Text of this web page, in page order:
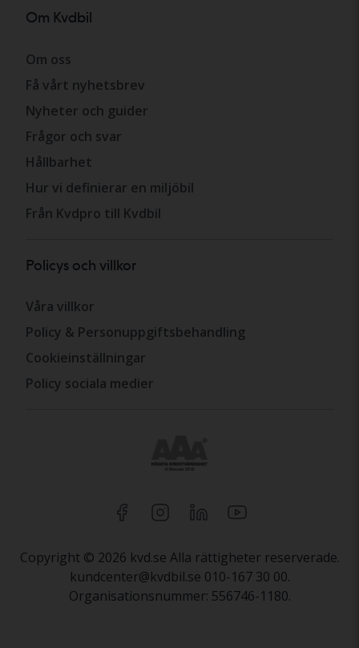
Om Kvdbil
Om oss
Få vårt nyhetsbrev
Nyheter och guider
Frågor och svar
Hållbarhet
Hur vi definierar en miljöbil
Från Kvdpro till Kvdbil
Policys och villkor
Våra villkor
Policy & Personuppgiftsbehandling
Cookieinställningar
Policy sociala medier
Copyright © 2026 kvd.se Alla rättigheter reserverade.
kundcenter@kvdbil.se 010-167 30 00.
Organisationsnummer: 556746-1180.